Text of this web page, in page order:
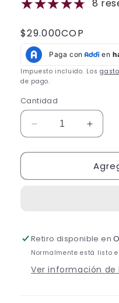
8
Precio
habitual
$29.000COP
Impuesto incluido. Los
de pago.
Cantidad
Reducir
cantidad
para
de
y
Limonaria
para
de
y
Retiro disponible en
Normalmente está listo
Ver información de